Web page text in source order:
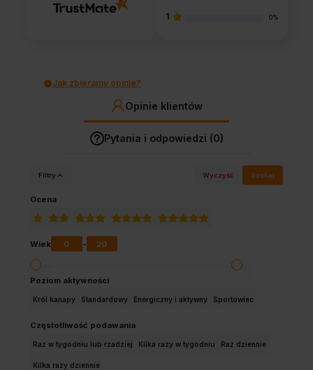
1 0%
Jak zbieramy opinie?
Opinie klientów
Pytania i odpowiedzi (0)
Filtry Wyczyść Szukaj
Ocena
Wiek 0 - 20
Poziom aktywności
Król kanapy Standardowy Energiczny i aktywny Sportowiec
Częstotliwość podawania
Raz w tygodniu lub rzadziej Kilka razy w tygodniu Raz dziennie
Kilka razy dziennie